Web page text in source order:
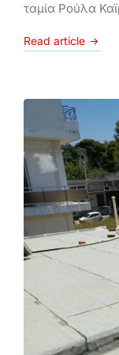
ταμία Ρούλα
Read article